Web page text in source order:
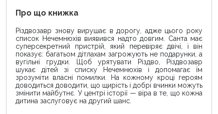
Про що книжка
Різдвозавр знову вирушає в дорогу, адже цього року
список Нечемнюхів виявився надто довгим. Санта має
суперсекретний пристрій, який перевіряє двічі, і він
показує: багатьом дітлахам загрожують не подарунки, а
вугільні грудки. Щоб урятувати Різдво, Різдвозавр
шукає дітей зі списку Нечемнюхів і допомагає їм
зрозуміти власні помилки. На кожному кроці героям
доводиться доводити, що щирість і добрі вчинки можуть
змінити майбутнє. У центрі історії — віра в те, що кожна
дитина заслуговує на другий шанс.